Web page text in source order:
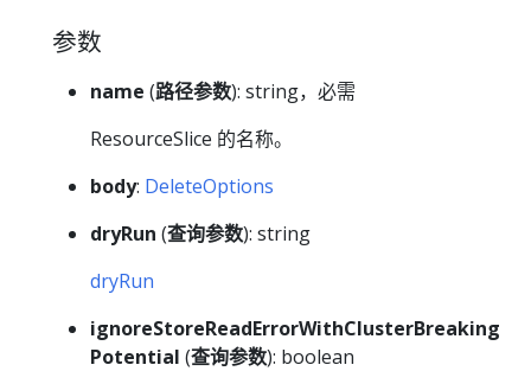
参数
name (路径参数): string，必需
ResourceSlice 的名称。
body: DeleteOptions
dryRun (查询参数): string
dryRun
ignoreStoreReadErrorWithClusterBreaking
Potential (查询参数): boolean